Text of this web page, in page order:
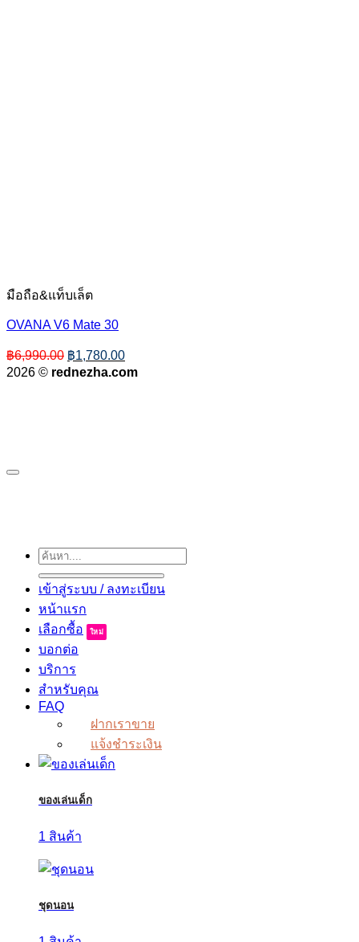
มือถือ&แท็บเล็ต
OVANA V6 Mate 30
฿6,990.00 Original
price
was:
฿1,780.00Current
price
is:
2026 © rednezha.com
ค้นหา:
เข้าสู่ระบบ / ลงทะเบียน
หน้าแรก
เลือกซื้อ
บอกต่อ
บริการ
สำหรับคุณ
FAQ
ฝากเราขาย
แจ้งชำระเงิน
ของเล่นเด็ก
1 สินค้า
ชุดนอน